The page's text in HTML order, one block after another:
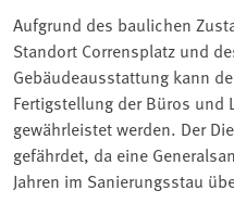
Aufgrund des baulichen
Standort Corrensplatz und
Gebäudeausstattung kann
Fertigstellung der Büros und
gewährleistet werden. Der
gefährdet, da eine
Jahren im Sanierungsstau